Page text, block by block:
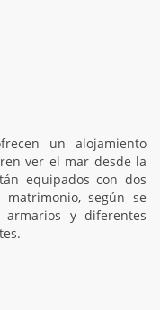
un alojamiento
ver el mar desde la
equipados con dos
según se
armarios y diferentes